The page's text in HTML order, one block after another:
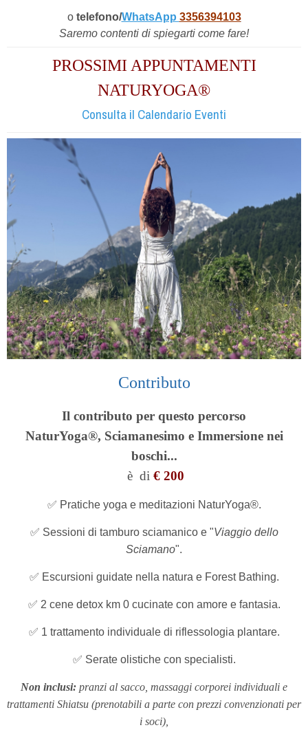
o telefono/WhatsApp 3356394103
Saremo contenti di spiegarti come fare!
PROSSIMI APPUNTAMENTI
NATURYOGA®
Consulta il Calendario Eventi
Contributo
Il contributo per questo percorso
NaturYoga®, Sciamanesimo e Immersione nei
boschi...
è di € 200
✅ Pratiche yoga e meditazioni NaturYoga®.
✅ Sessioni di tamburo sciamanico e "Viaggio dello
Sciamano".
✅ Escursioni guidate nella natura e Forest Bathing.
✅ 2 cene detox km 0 cucinate con amore e fantasia.
✅ 1 trattamento individuale di riflessologia plantare.
✅ Serate olistiche con specialisti.
Non inclusi: pranzi al sacco, massaggi corporei individuali e
trattamenti Shiatsu (prenotabili a parte con prezzi convenzionati per
i soci)